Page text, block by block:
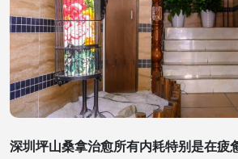
深圳坪山桑拿治愈所有内耗特别是在疲